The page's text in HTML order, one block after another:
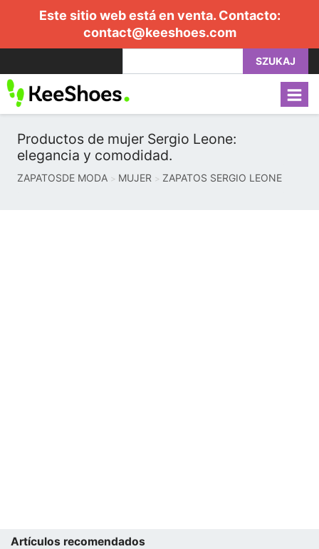
Este sitio web está en venta. Contacto:
contact@keeshoes.com
SZUKAJ
Productos de mujer Sergio Leone:
elegancia y comodidad.
ZAPATOSDE MODA MUJER ZAPATOS SERGIO LEONE
Artículos recomendados